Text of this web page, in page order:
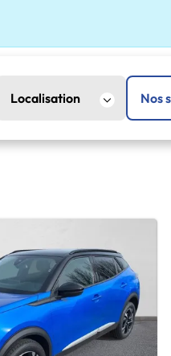
Localisation Nos